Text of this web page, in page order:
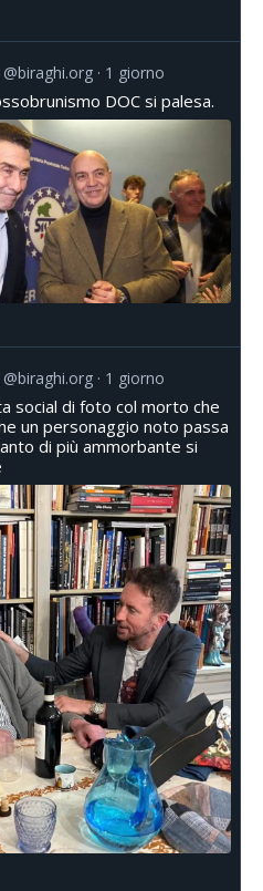
@biraghi.org 1 giorno
DOC si palesa.
@biraghi.org 1 giorno
social di foto col morto che
un personaggio noto passa
di più ammorbante si